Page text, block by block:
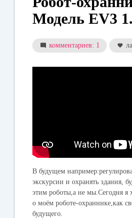
Модель EV3
комментариев: 1
В будущем
экскурсии и охранять здания,
этим роботы,а не мы.Сегодня я
о моём роботе-охраннике,как
будущего.